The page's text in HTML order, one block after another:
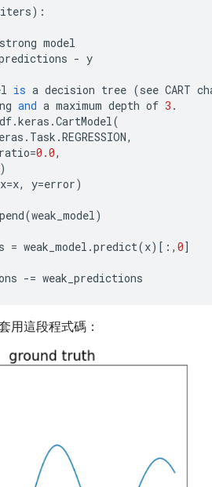
):
strong model
- y
is a decision tree (see CART
and a maximum depth of 3 .
.keras .CartModel(
. Task .REGRESSION,
=0.0,
)
x=x, y=error)
(weak_model)
= weak_model .predict(x)[:, 0]
-= weak_predictions
用這段程式碼：